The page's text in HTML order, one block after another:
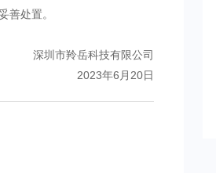
善处置。
深圳市羚岳科技有限公司
2023年6月20日